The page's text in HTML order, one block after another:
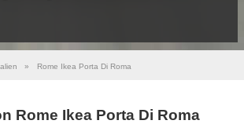
» Rome Ikea Porta Di Roma
Rome Ikea Porta Di Roma